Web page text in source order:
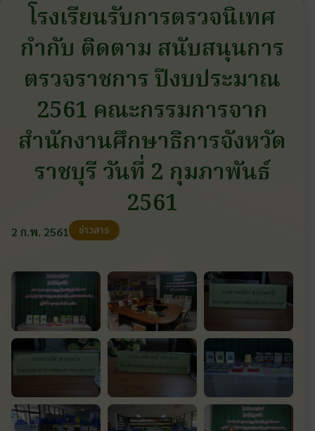
โรงเรียนรับการตรวจนิเทศ
กำกับ ติดตาม สนับสนุนการ
ตรวจราชการ ปีงบประมาณ
2561 คณะกรรมการจาก
สำนักงานศึกษาธิการจังหวัด
ราชบุรี วันที่ 2 กุมภาพันธ์
2561
2 ก.พ. 2561 ข่าวสาร